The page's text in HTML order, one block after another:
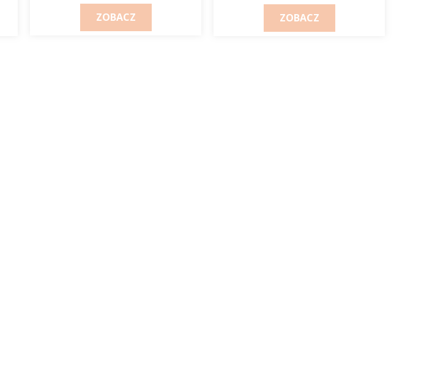
ZOBACZ
ZOBACZ